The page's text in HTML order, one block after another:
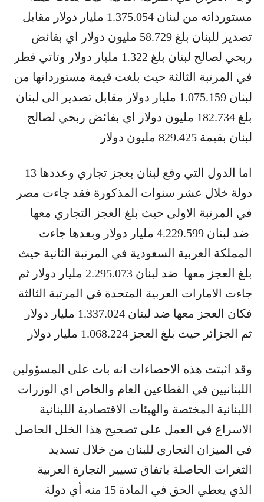
مستورداته من لبنان 1.375.054 مليار دولار مقابل
تصدير للبنان بلغ 58.729 مليون دولار اي بفائض
ربحي لصالح لبنان بلغ 1.322 مليار دولار وتاتي قطر
في المرتبة الثالثة حيث بلغت قيمة مستورداتها من
لبنان 1.075.159 مليار دولار مقابل تصدير الى لبنان
بلغ 182.734 مليون دولار اي بفائض ربحي لصالح
لبنان بقيمة 829.425 مليون دولار
اما الدول التي وقع لبنان بعجز تجاري وعددها 13
دولة خلال عشر سنوات المذكورة فقد جاءت مصر
في المرتبة الاولى حيث بلغ العجز التجاري معها
ضد لبنان 4.229.599 مليار دولار وبعدها جاءت
المملكة العربية السعودية في المرتبة الثانية حيث
بلغ العجز معها ضد لبنان 2.295.073 مليار دولار ثم
جاءت الامارات العربية المتحدة في المرتبة الثالثة
فكان العجز معها ضد لبنان 1.337.024 مليار دولار
ثم الجزائر حيث بلغ العجز 1.068.224 مليار دولار
وقد اثبتت هذه الاحصاءات انه بات على المسؤولين
اللبنانيين في القطاعين العام والخاص اي الوزرات
اللبنانية المختصة والهيئات الاقتصادية اللبنانية
الاسراع في العمل على تصحيح هذا الخلل الحاصل
في الميزان التجاري للبنان من خلال تسديد
الثغرات الحاصلة باتفاق تسيير التجارة العربية
الذي يعطي الحق في المادة 15 منه أي دولة